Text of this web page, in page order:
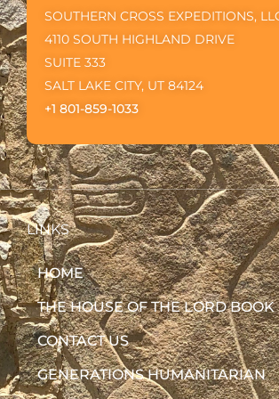
SOUTHERN CROSS EXPEDITIONS,
4110 SOUTH HIGHLAND DRIVE
SUITE 333
SALT LAKE CITY, UT 84124
+1 801-859-1033
LINKS
HOME
THE HOUSE OF THE LORD BOOK
CONTACT US
GENERATIONS HUMANITARIAN